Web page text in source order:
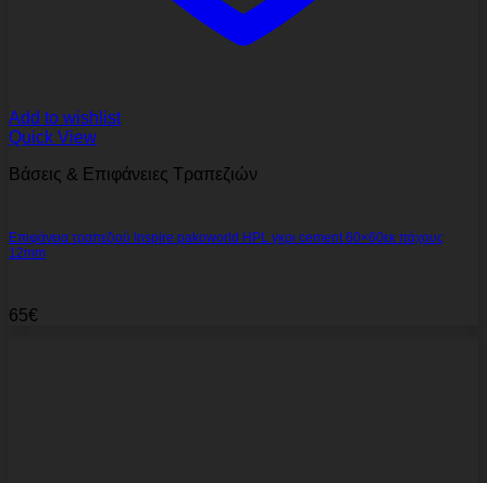
Add to wishlist
Quick View
Βάσεις & Επιφάνειες Τραπεζιών
Επιφάνεια τραπεζιού Inspire pakoworld HPL γκρι cement 60×60εκ πάχους
12mm
65€